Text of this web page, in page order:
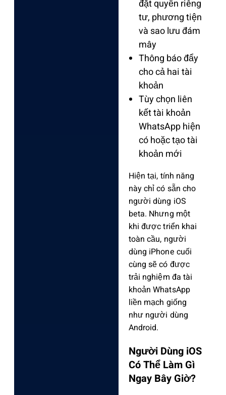
đặt quyền riêng
tư, phương tiện
và sao lưu đám
mây
Thông báo đẩy
cho cả hai tài
khoản
Tùy chọn liên
kết tài khoản
WhatsApp hiện
có hoặc tạo tài
khoản mới
Hiện tại, tính năng
này chỉ có sẵn cho
người dùng iOS
beta. Nhưng một
khi được triển khai
toàn cầu, người
dùng iPhone cuối
cùng sẽ có được
trải nghiệm đa tài
khoản WhatsApp
liền mạch giống
như người dùng
Android.
Người Dùng iOS
Có Thể Làm Gì
Ngay Bây Giờ?